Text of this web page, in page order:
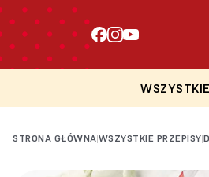
STRONA GŁÓWNA|WSZYSTKIE PRZEPISY|